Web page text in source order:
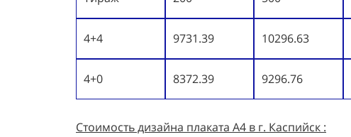
4+4 9731.39 10296.63
4+0 8372.39 9296.76
Стоимость дизайна плаката А4 в г. Каспийск :